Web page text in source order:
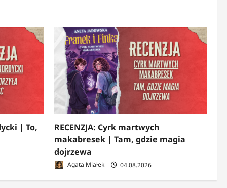
| To,
RECENZJA: Cyrk martwych
makabresek | Tam, gdzie magia
dojrzewa
Agata Miałek 04.08.2026